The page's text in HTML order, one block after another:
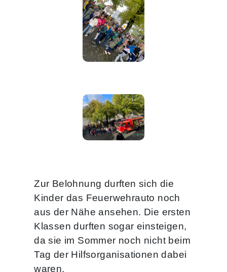
Zur Belohnung durften sich die
Kinder das Feuerwehrauto noch
aus der Nähe ansehen. Die ersten
Klassen durften sogar einsteigen,
da sie im Sommer noch nicht beim
Tag der Hilfsorganisationen dabei
waren.